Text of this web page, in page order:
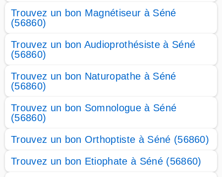
Trouvez un bon Magnétiseur à Séné
(56860)
Trouvez un bon Audioprothésiste à Séné
(56860)
Trouvez un bon Naturopathe à Séné
(56860)
Trouvez un bon Somnologue à Séné
(56860)
Trouvez un bon Orthoptiste à Séné (56860)
Trouvez un bon Etiophate à Séné (56860)